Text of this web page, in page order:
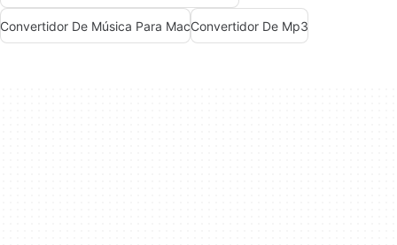
Convertidor De Música Para MacConvertidor De Mp3